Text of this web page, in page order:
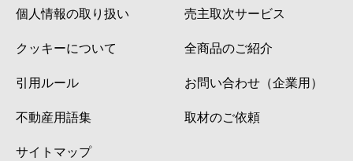
個人情報の取り扱い
クッキーについて
引用ルール
不動産用語集
サイトマップ
売主取次サービス
全商品のご紹介
お問い合わせ（企業用）
取材のご依頼